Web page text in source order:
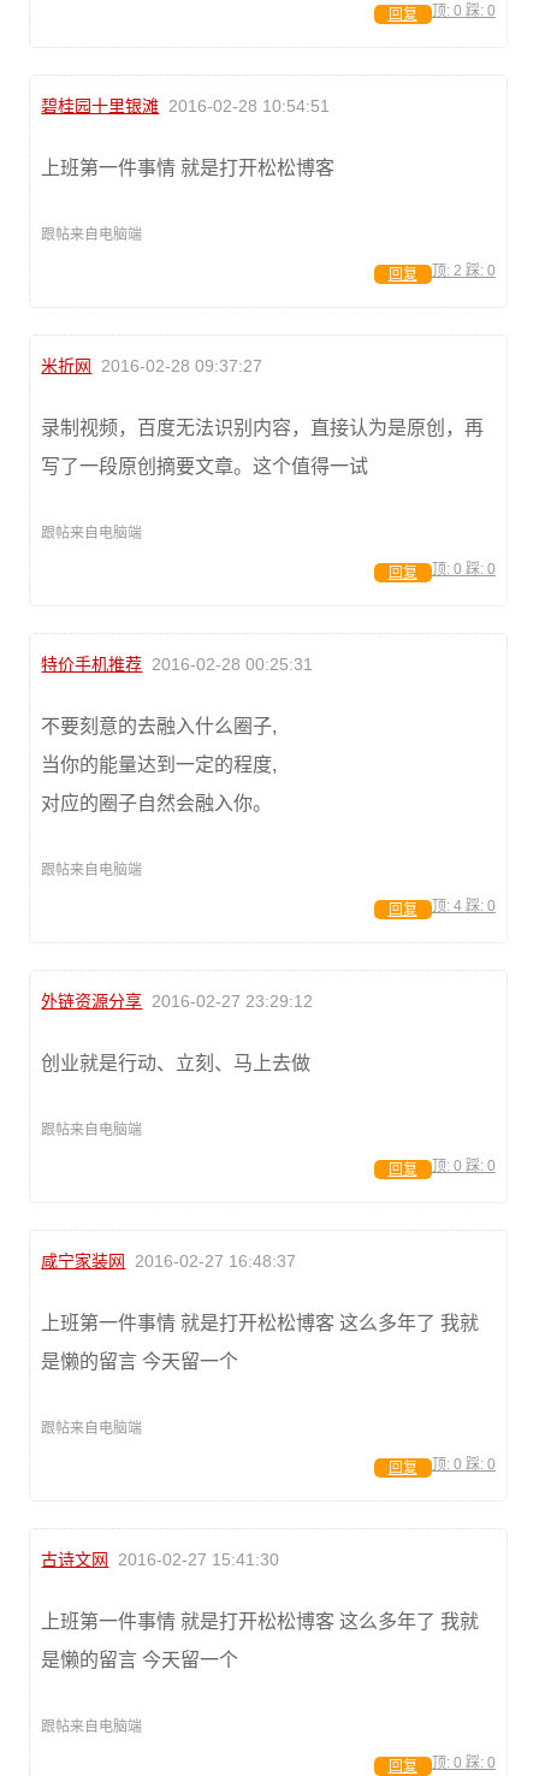
顶: 0 踩: 0
回复
碧桂园十里银滩 2016-02-28 10:54:51
上班第一件事情 就是打开松松博客
跟帖来自电脑端
顶: 2 踩: 0
回复
米折网 2016-02-28 09:37:27
录制视频，百度无法识别内容，直接认为是原创，再
写了一段原创摘要文章。这个值得一试
跟帖来自电脑端
顶: 0 踩: 0
回复
特价手机推荐 2016-02-28 00:25:31
不要刻意的去融入什么圈子,
当你的能量达到一定的程度,
对应的圈子自然会融入你。
跟帖来自电脑端
顶: 4 踩: 0
回复
外链资源分享 2016-02-27 23:29:12
创业就是行动、立刻、马上去做
跟帖来自电脑端
顶: 0 踩: 0
回复
咸宁家装网 2016-02-27 16:48:37
上班第一件事情 就是打开松松博客 这么多年了 我就
是懒的留言 今天留一个
跟帖来自电脑端
顶: 0 踩: 0
回复
古诗文网 2016-02-27 15:41:30
上班第一件事情 就是打开松松博客 这么多年了 我就
是懒的留言 今天留一个
跟帖来自电脑端
顶: 0 踩: 0
回复